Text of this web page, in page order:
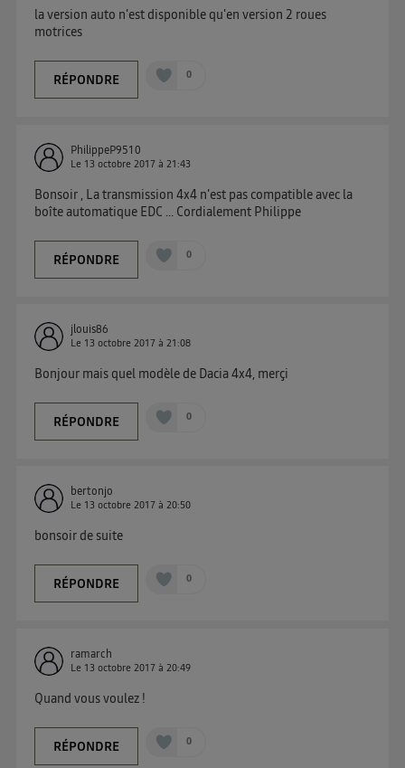
la version auto n'est disponible qu'en version 2 roues
motrices
RÉPONDRE 0
PhilippeP9510
Le 13 octobre 2017 à21:43
Bonsoir , La transmission 4x4 n'est pas compatible avec la
boîte automatique EDC ... Cordialement Philippe
RÉPONDRE 0
jlouis86
Le 13 octobre 2017 à21:08
Bonjour mais quel modèle de Dacia 4x4, merçi
RÉPONDRE 0
bertonjo
Le 13 octobre 2017 à20:50
bonsoir de suite
RÉPONDRE 0
ramarch
Le 13 octobre 2017 à20:49
Quand vous voulez !
RÉPONDRE 0